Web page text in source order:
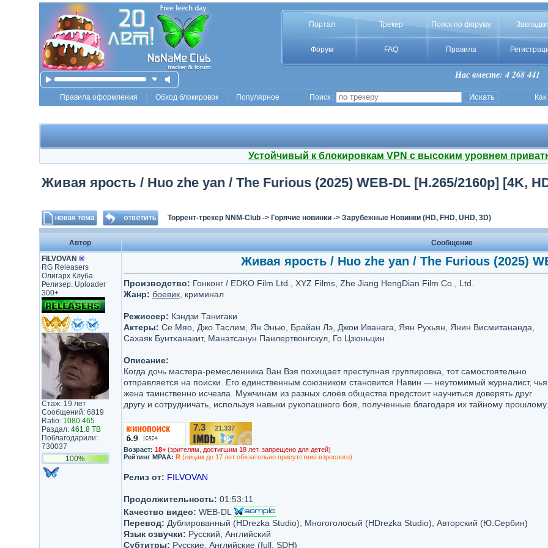
Портал Трекер Поиск по форуму Закладки
Форум FAQ Правила
Нас вместе: 4 268 441
Правила оформления Обход блокировок Популярное Поиск :
Устойчивый к блокировкам VPN с высоким уровнем
Живая ярость / Huo zhe yan / The Furious (2025) WEB-DL [H.265/2160p] [4K,
Торрент-трекер NNM-Club-> Горячие новинки-> Зарубежные Новинки (HD, FHD, UHD, 3D)
Автор
Сообщение
FILVOVAN ®
RG Releasers
Олигарх Клуба.
Релизер. Uploader
300+
Стаж: 19 лет
Сообщений: 6819
Ratio: 1080.465
Раздал: 461.8 TB
Поблагодарили:
730037
100%
Живая ярость / Huo zhe yan / The Furious (2025)
Производство: Гонконг / EDKO Film Ltd., XYZ Films, Zhe Jiang HengDian Film Co., Ltd.
Жанр: боевик, криминал
Режиссер: Кэндзи Танигаки
Актеры: Се Мяо, Джо Таслим, Ян Энью, Брайан Лэ, Джои Иванага, Яян Рухьян, Янин Висмитананда,
Сахаяк Бунтханакит, Манатсанун Панлертвонгскул, Го Цзюньцин
Описание:
Когда дочь мастера-ремесленника Ван Вэя похищает преступная группировка, тот самостоятельно
отправляется на поиски. Его единственным союзником становится Навин — неутомимый журналист, чья
жена таинственно исчезла. Мужчинам из разных слоёв общества предстоит научиться доверять друг
другу и сотрудничать, используя навыки рукопашного боя, полученные благодаря их тайному прошлому.
7.3/10 21,337
Возраст: 18+ (зрителям, достигшим 18 лет. запрещено для детей)
Рейтинг MPAA: R(лицам до 17 лет обязательно присутствие взрослого)
Релиз от: FILVOVAN
Продолжительность: 01:53:11
Качество видео: WEB-DL
Перевод: Дублированный (HDrezka Studio), Многоголосый (HDrezka Studio), Авторский (Ю.Сербин)
Язык озвучки: Русский, Английский
Субтитры: Русские, Английские (full, SDH)